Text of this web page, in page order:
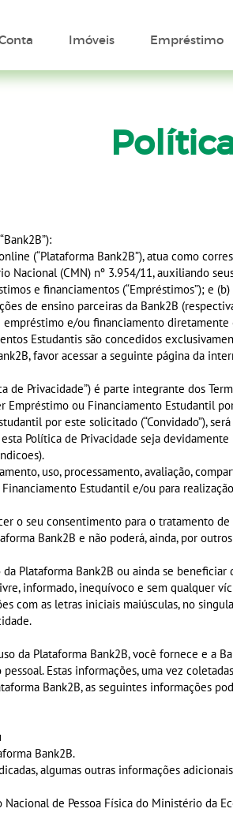
Imóveis Empréstimo
(“Plataforma Bank2B”), atua como
Nacional (CMN) nº 3.954/11, auxiliando
e financiamentos (“Empréstimos”); e
de ensino parceiras da Bank2B
empréstimo e/ou financiamento
Estudantis são concedidos
favor acessar a seguinte página da
de Privacidade”) é parte integrante dos
Empréstimo ou Financiamento Estudantil
por este solicitado (“Convidado”),
Política de Privacidade seja
uso, processamento, avaliação,
Estudantil e/ou para
o seu consentimento para o tratamento
Bank2B e não poderá, ainda, por
Plataforma Bank2B ou ainda se
informado, inequívoco e sem qualquer
com as letras iniciais maiúsculas, no
da Plataforma Bank2B, você fornece e a
Estas informações, uma vez
Bank2B, as seguintes informações
Bank2B.
algumas outras informações
de Pessoa Física do Ministério da